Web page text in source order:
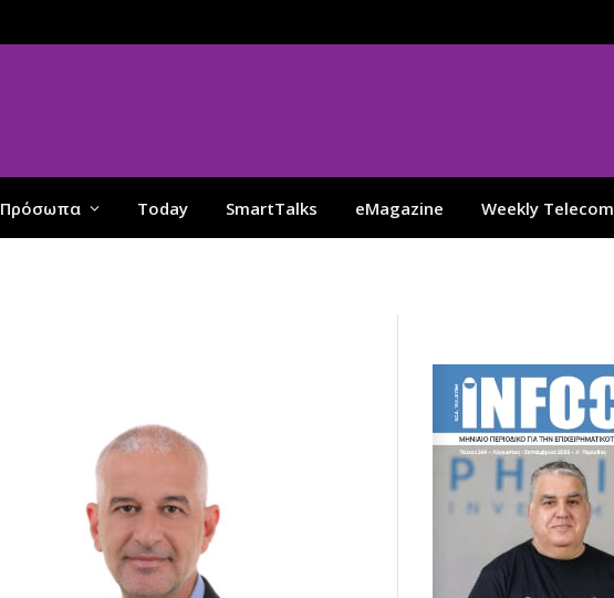
Πρόσωπα Today SmartTalks eMagazine Weekly Telecom